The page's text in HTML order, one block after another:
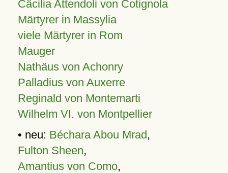
Cäcilia Attendoli von Cotignola
Märtyrer in Massylia
viele Märtyrer in Rom
Mauger
Nathäus von Achonry
Palladius von Auxerre
Reginald von Montemarti
Wilhelm VI. von Montpellier
• neu: Béchara Abou Mrad,
Fulton Sheen,
Amantius von Como,